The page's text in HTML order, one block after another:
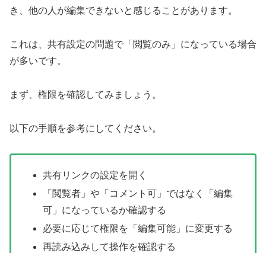
き、他の人が編集できないと感じることがあります。
これは、共有設定の問題で「閲覧のみ」になっている場合
が多いです。
まず、権限を確認してみましょう。
以下の手順を参考にしてください。
共有リンクの設定を開く
「閲覧者」や「コメント可」ではなく「編集
可」になっているか確認する
必要に応じて権限を「編集可能」に変更する
再読み込みして操作を確認する